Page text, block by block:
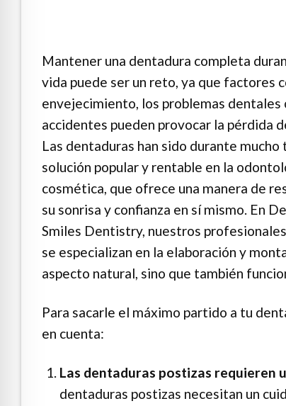
Mantener una dentadura completa
vida puede ser un reto, ya que factores
envejecimiento, los problemas dentales
accidentes pueden provocar la pérdida
Las dentaduras han sido durante mucho
solución popular y rentable en la
cosmética, que ofrece una manera de
su sonrisa y confianza en sí mismo. En
Smiles Dentistry, nuestros
se especializan en la elaboración y
aspecto natural, sino que también
Para sacarle el máximo partido a tu
en cuenta:
Las dentaduras postizas requieren
dentaduras postizas necesitan un
Mode
Mode